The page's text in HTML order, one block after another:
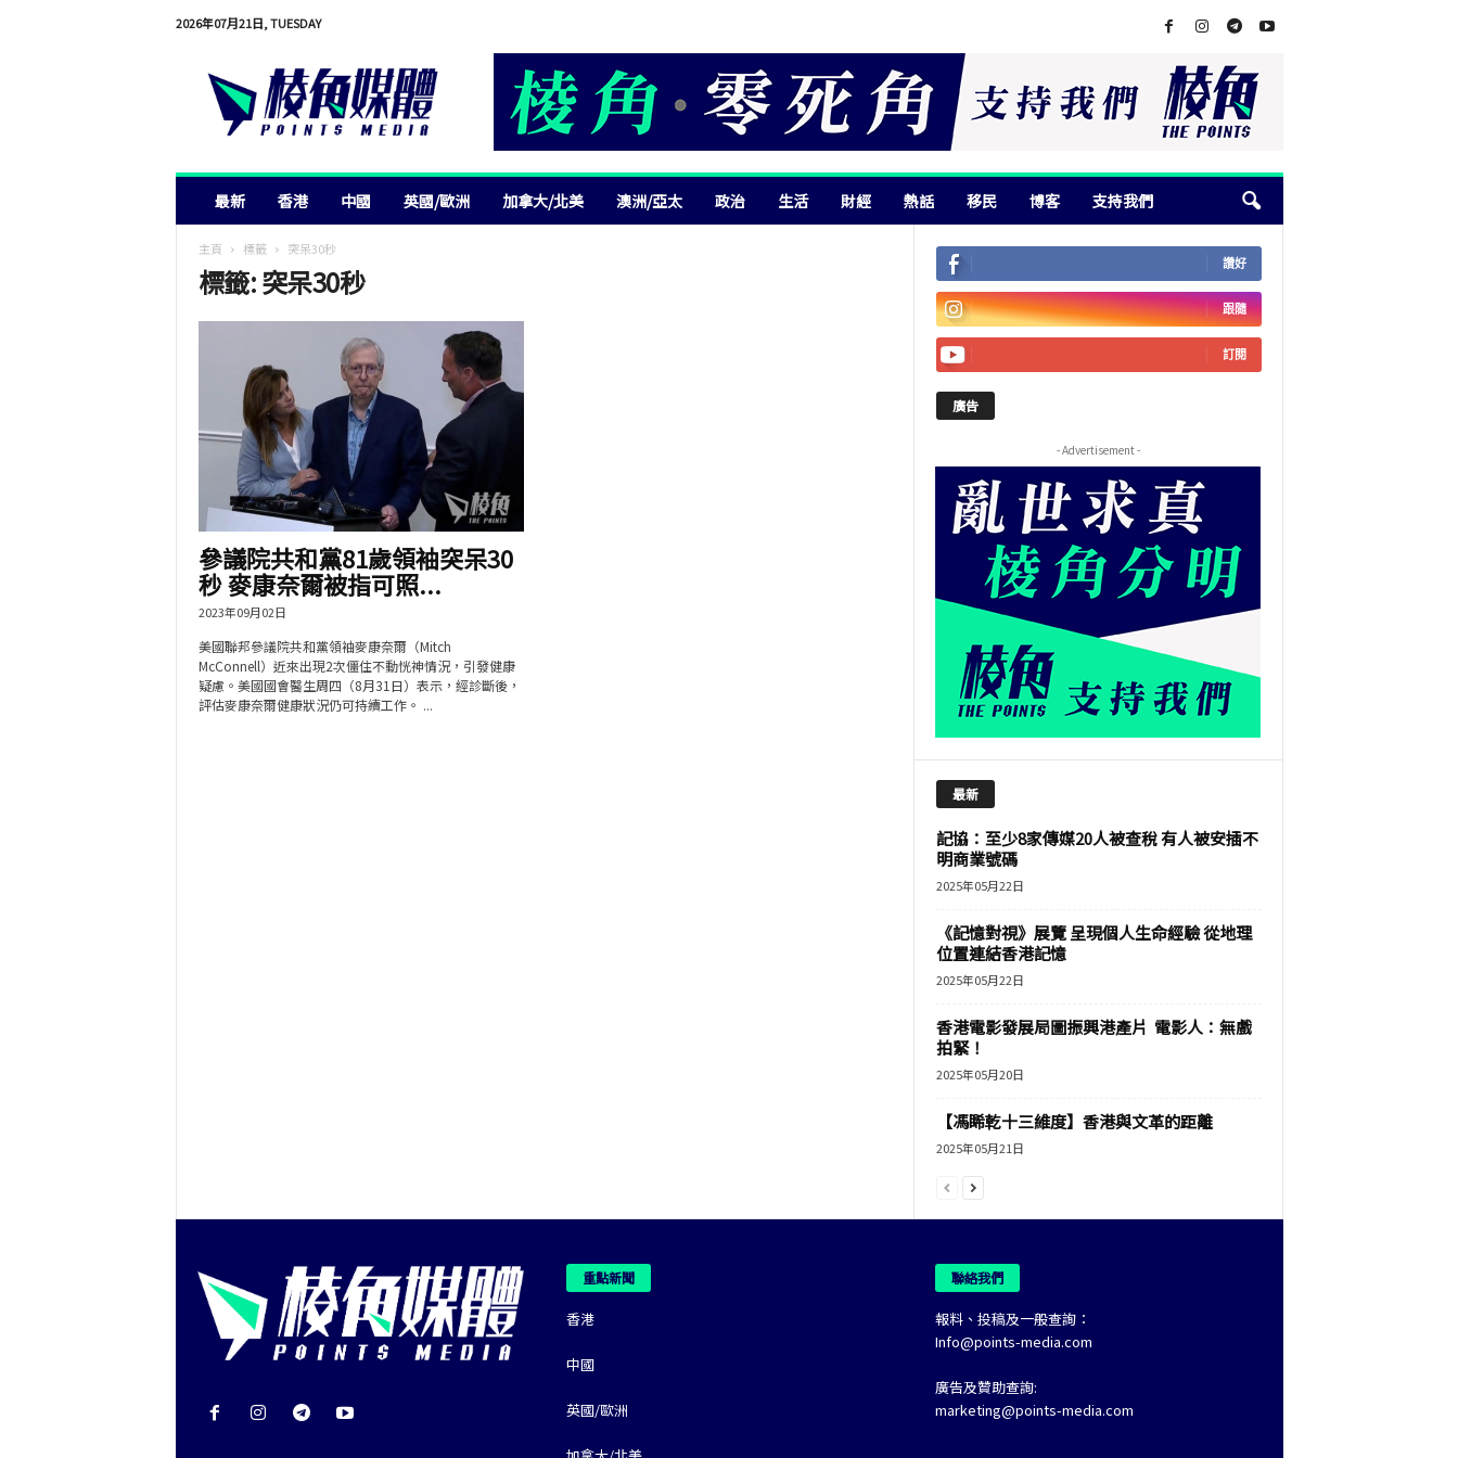
2026年07月21日, TUESDAY
最新 香港 中國 英國/歐洲 加拿大/北美 澳洲/亞太 政治 生活 財經 熱話 移民 博客 支持我們
主頁 標籤 突呆30秒
標籤: 突呆30秒
參議院共和黨81歲領袖突呆30
秒 麥康奈爾被指可照...
2023年09月02日
美國聯邦參議院共和黨領袖麥康奈爾（Mitch
McConnell）近來出現2次僵住不動恍神情況，引發健康
疑慮。美國國會醫生周四（8月31日）表示，經診斷後，
評估麥康奈爾健康狀況仍可持續工作。 ...
讚好
跟隨
訂閱
廣告
- Advertisement -
最新
記協：至少8家傳媒20人被查稅 有人被安插不
明商業號碼
2025年05月22日
《記憶對視》展覽 呈現個人生命經驗 從地理
位置連結香港記憶
2025年05月22日
香港電影發展局圖振興港產片 電影人：無戲
拍緊！
2025年05月20日
【馮睎乾十三維度】香港與文革的距離
2025年05月21日
重點新聞
香港
中國
英國/歐洲
聯絡我們
報料、投稿及一般查詢：
Info@points-media.com
廣告及贊助查詢:
marketing@points-media.com